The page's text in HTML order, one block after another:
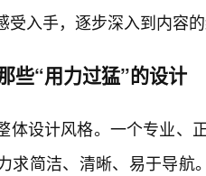
入手，逐步深入到内容
些“用力过猛”的设计
体设计风格。一个专业、
求简洁、清晰、易于导航